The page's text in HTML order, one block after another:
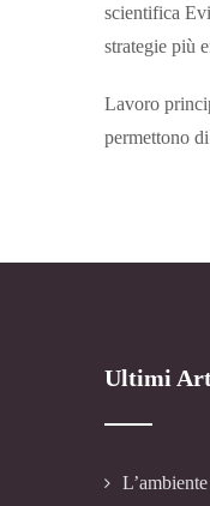
scientifica
strategie più
Lavoro
permettono
Ultimi